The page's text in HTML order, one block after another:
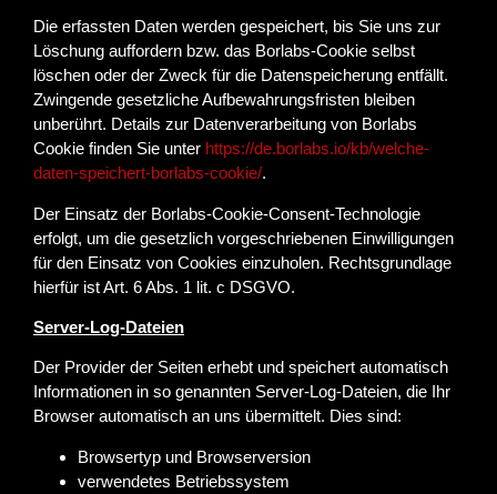
Die erfassten Daten werden gespeichert, bis Sie uns zur
Löschung auffordern bzw. das Borlabs-Cookie selbst
löschen oder der Zweck für die Datenspeicherung entfällt.
Zwingende gesetzliche Aufbewahrungsfristen bleiben
unberührt. Details zur Datenverarbeitung von Borlabs
Cookie finden Sie unter https://de.borlabs.io/kb/welche-
daten-speichert-borlabs-cookie/.
Der Einsatz der Borlabs-Cookie-Consent-Technologie
erfolgt, um die gesetzlich vorgeschriebenen Einwilligungen
für den Einsatz von Cookies einzuholen. Rechtsgrundlage
hierfür ist Art. 6 Abs. 1 lit. c DSGVO.
Server-Log-Dateien
Der Provider der Seiten erhebt und speichert automatisch
Informationen in so genannten Server-Log-Dateien, die Ihr
Browser automatisch an uns übermittelt. Dies sind:
Browsertyp und Browserversion
verwendetes Betriebssystem